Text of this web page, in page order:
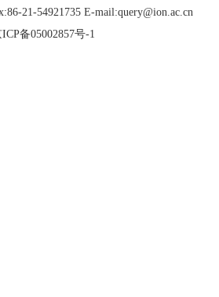
21-54921735 E-mail:query@ion.ac.cn
备05002857号-1